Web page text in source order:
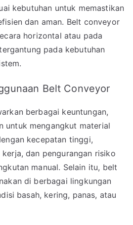
kebutuhan untuk memastikan
dan aman. Belt conveyor
horizontal atau pada
pada kebutuhan
Belt Conveyor
berbagai keuntungan,
untuk mengangkut material
kecepatan tinggi,
dan pengurangan risiko
manual. Selain itu, belt
di berbagai lingkungan
basah, kering, panas, atau